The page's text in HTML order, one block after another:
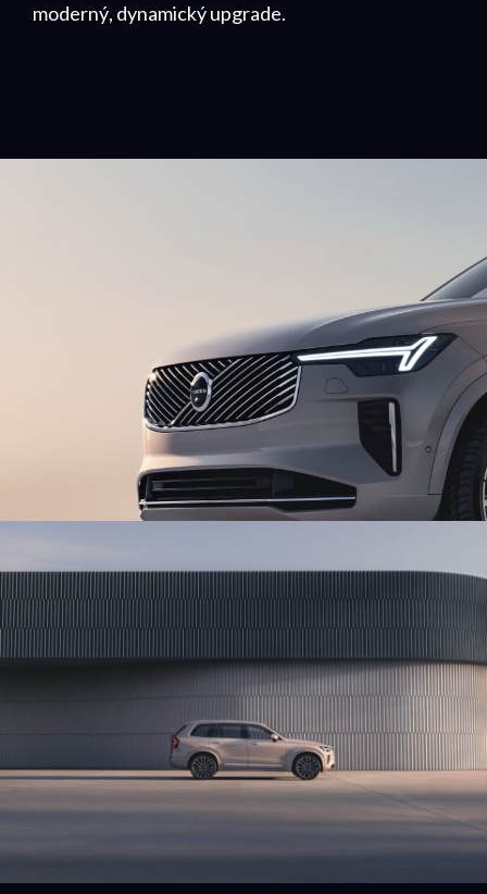
moderný, dynamický upgrade.